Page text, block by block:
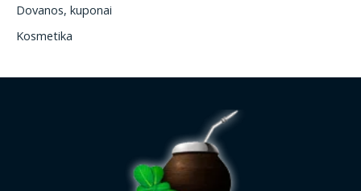
Dovanos, kuponai
Kosmetika